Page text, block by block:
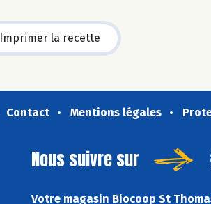
Imprimer la recette
Contact Mentions légales
Nous suivre sur
Votre magasin Biocoop St